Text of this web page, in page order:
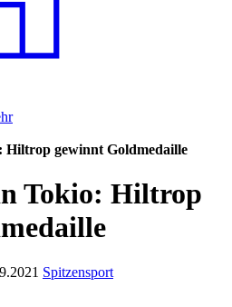
gewinnt Goldmedaille
Tokio: Hiltrop
Spitzensport